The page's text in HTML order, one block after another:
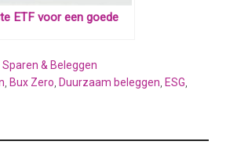
ETF voor een goede
,Sparen & Beleggen
Bux Zero Duurzaam beleggen ESG